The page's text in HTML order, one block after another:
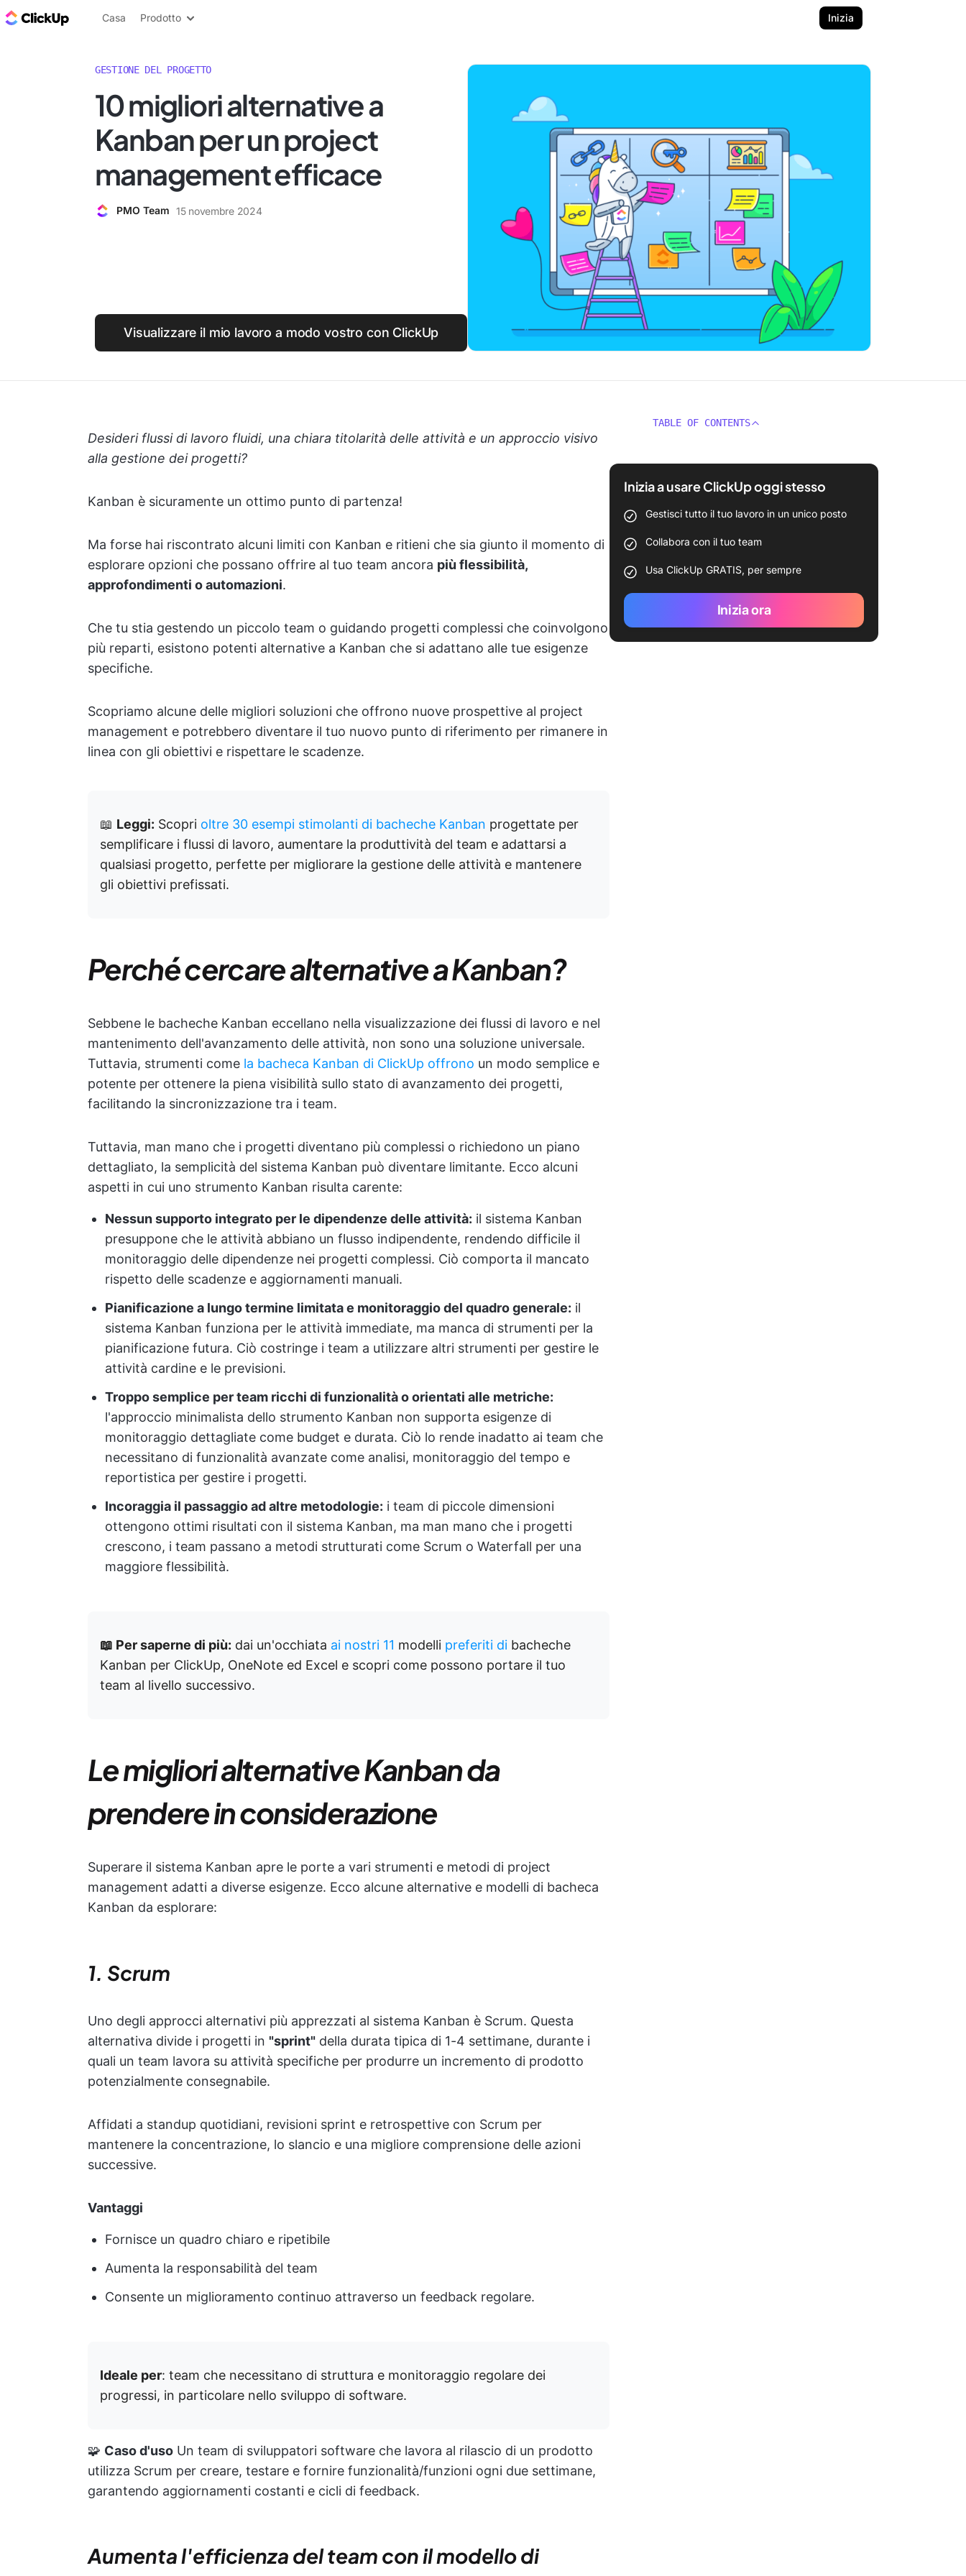
Blog di ClickUp
Casa Prodotto Inizia
GESTIONE DEL PROGETTO
10 migliori alternative a
Kanban per un project
management efficace
PMO Team 15 novembre 2024
Visualizzare il mio lavoro a modo vostro con ClickUp
Desideri flussi di lavoro fluidi, una chiara titolarità delle attività e un approccio visivo
alla gestione dei progetti?
Kanban è sicuramente un ottimo punto di partenza!
Ma forse hai riscontrato alcuni limiti con Kanban e ritieni che sia giunto il momento di
esplorare opzioni che possano offrire al tuo team ancora più flessibilità,
approfondimenti o automazioni.
Che tu stia gestendo un piccolo team o guidando progetti complessi che coinvolgono
più reparti, esistono potenti alternative a Kanban che si adattano alle tue esigenze
specifiche.
Scopriamo alcune delle migliori soluzioni che offrono nuove prospettive al project
management e potrebbero diventare il tuo nuovo punto di riferimento per rimanere in
linea con gli obiettivi e rispettare le scadenze.
📖 Leggi: Scopri oltre 30 esempi stimolanti di bacheche Kanban progettate per
semplificare i flussi di lavoro, aumentare la produttività del team e adattarsi a
qualsiasi progetto, perfette per migliorare la gestione delle attività e mantenere
gli obiettivi prefissati.
Perché cercare alternative a Kanban?
Sebbene le bacheche Kanban eccellano nella visualizzazione dei flussi di lavoro e nel
mantenimento dell'avanzamento delle attività, non sono una soluzione universale.
Tuttavia, strumenti come la bacheca Kanban di ClickUp offrono un modo semplice e
potente per ottenere la piena visibilità sullo stato di avanzamento dei progetti,
facilitando la sincronizzazione tra i team.
Tuttavia, man mano che i progetti diventano più complessi o richiedono un piano
dettagliato, la semplicità del sistema Kanban può diventare limitante. Ecco alcuni
aspetti in cui uno strumento Kanban risulta carente:
Nessun supporto integrato per le dipendenze delle attività: il sistema Kanban
presuppone che le attività abbiano un flusso indipendente, rendendo difficile il
monitoraggio delle dipendenze nei progetti complessi. Ciò comporta il mancato
rispetto delle scadenze e aggiornamenti manuali.
Pianificazione a lungo termine limitata e monitoraggio del quadro generale: il
sistema Kanban funziona per le attività immediate, ma manca di strumenti per la
pianificazione futura. Ciò costringe i team a utilizzare altri strumenti per gestire le
attività cardine e le previsioni.
Troppo semplice per team ricchi di funzionalità o orientati alle metriche:
l'approccio minimalista dello strumento Kanban non supporta esigenze di
monitoraggio dettagliate come budget e durata. Ciò lo rende inadatto ai team che
necessitano di funzionalità avanzate come analisi, monitoraggio del tempo e
reportistica per gestire i progetti.
Incoraggia il passaggio ad altre metodologie: i team di piccole dimensioni
ottengono ottimi risultati con il sistema Kanban, ma man mano che i progetti
crescono, i team passano a metodi strutturati come Scrum o Waterfall per una
maggiore flessibilità.
📖 Per saperne di più: dai un'occhiata ai nostri 11 modelli preferiti di bacheche
Kanban per ClickUp, OneNote ed Excel e scopri come possono portare il tuo
team al livello successivo.
Le migliori alternative Kanban da
prendere in considerazione
Superare il sistema Kanban apre le porte a vari strumenti e metodi di project
management adatti a diverse esigenze. Ecco alcune alternative e modelli di bacheca
Kanban da esplorare:
1. Scrum
Uno degli approcci alternativi più apprezzati al sistema Kanban è Scrum. Questa
alternativa divide i progetti in "sprint" della durata tipica di 1-4 settimane, durante i
quali un team lavora su attività specifiche per produrre un incremento di prodotto
potenzialmente consegnabile.
Affidati a standup quotidiani, revisioni sprint e retrospettive con Scrum per
mantenere la concentrazione, lo slancio e una migliore comprensione delle azioni
successive.
Vantaggi
Fornisce un quadro chiaro e ripetibile
Aumenta la responsabilità del team
Consente un miglioramento continuo attraverso un feedback regolare.
Ideale per: team che necessitano di struttura e monitoraggio regolare dei
progressi, in particolare nello sviluppo di software.
🧩 Caso d'uso Un team di sviluppatori software che lavora al rilascio di un prodotto
utilizza Scrum per creare, testare e fornire funzionalità/funzioni ogni due settimane,
garantendo aggiornamenti costanti e cicli di feedback.
Aumenta l'efficienza del team con il modello di
TABLE OF CONTENTS
Inizia a usare ClickUp oggi stesso
Gestisci tutto il tuo lavoro in un unico posto
Collabora con il tuo team
Usa ClickUp GRATIS, per sempre
Inizia ora